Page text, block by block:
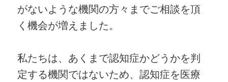
がないような機関の方々までご相談を頂
く機会が増えました。
私たちは、あくまで認知症かどうかを判
定する機関ではないため、認知症を医療